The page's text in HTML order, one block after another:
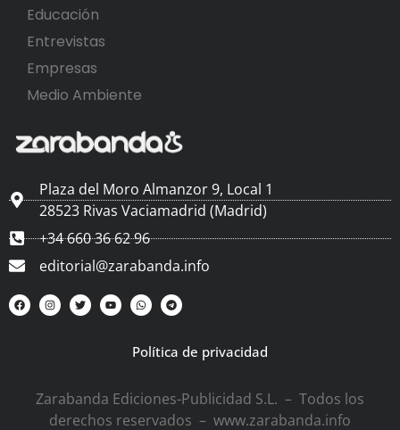
Educación
Entrevistas
Empresas
Medio Ambiente
Plaza del Moro Almanzor 9, Local 1
28523 Rivas Vaciamadrid (Madrid)
+34 660 36 62 96
editorial@zarabanda.info
Política de privacidad
Zarabanda Ediciones-Publicidad S.L. – Todos los
derechos reservados – www.zarabanda.info